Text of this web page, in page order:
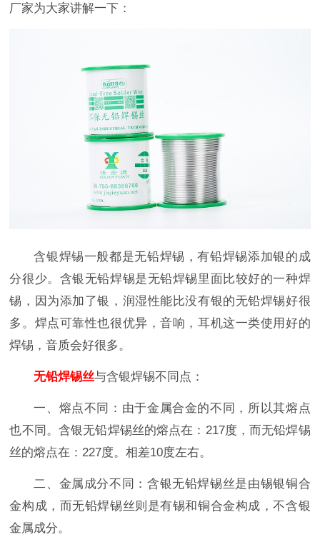
厂家为大家讲解一下：
含银焊锡一般都是无铅焊锡，有铅焊锡添加银的成
分很少。含银无铅焊锡是无铅焊锡里面比较好的一种焊
锡，因为添加了银，润湿性能比没有银的无铅焊锡好很
多。焊点可靠性也很优异，音响，耳机这一类使用好的
焊锡，音质会好很多。
无铅焊锡丝与含银焊锡不同点：
一、熔点不同：由于金属合金的不同，所以其熔点
也不同。含银无铅焊锡丝的熔点在：217度，而无铅焊锡
丝的熔点在：227度。相差10度左右。
二、金属成分不同：含银无铅焊锡丝是由锡银铜合
金构成，而无铅焊锡丝则是有锡和铜合金构成，不含银
金属成分。